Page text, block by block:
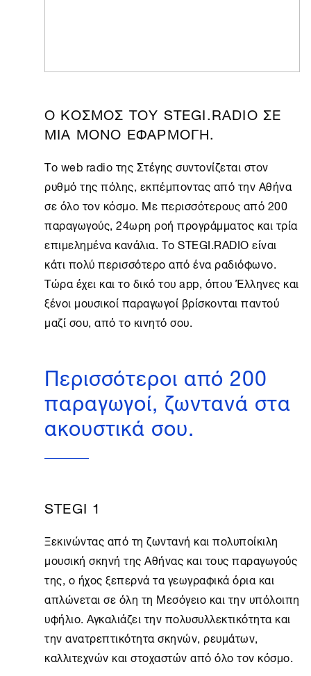
Ο ΚΟΣΜΟΣ ΤΟΥ STEGI.RADIO ΣΕ
ΜΙΑ ΜΟΝΟ ΕΦΑΡΜΟΓΗ.
Το web radio της Στέγης συντονίζεται στον
ρυθμό της πόλης, εκπέμποντας από τηνΑθήνα
σε όλο τον κόσμο. Με περισσότερους από 200
παραγωγούς, 24ωρη ροή προγράμματος και τρία
επιμελημένα κανάλια. Το STEGI.RADIO είναι
κάτι πολύ περισσότερο από ένα ραδιόφωνο.
Τώρα έχει και το δικό του app, όπου Έλληνες και
ξένοι μουσικοί παραγωγοί βρίσκονται παντού
μαζί σου, από το κινητό σου.
Περισσότεροι από 200
παραγωγοί, ζωντανά στα
ακουστικά σου.
STEGI 1
Ξεκινώντας από τη ζωντανή και πολυποίκιλη
μουσική σκηνή της Αθήνας και τους παραγωγούς
της, ο ήχος ξεπερνά τα γεωγραφικά όρια και
απλώνεται σε όλη τη Μεσόγειο και την υπόλοιπη
υφήλιο. Αγκαλιάζει την πολυσυλλεκτικότητα και
την ανατρεπτικότητα σκηνών, ρευμάτων,
καλλιτεχνών και στοχαστών από όλο τον κόσμο.